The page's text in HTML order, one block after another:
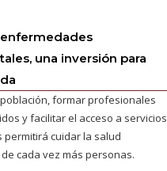
una inversión para
formar profesionales
y facilitar el acceso a servicios
permitirá cuidar la salud
cada vez más personas.